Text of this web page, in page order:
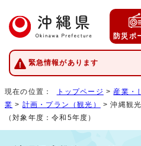
防災ポ
緊急情報があります
現在の位置： トップページ > 産業・
業 > 計画・プラン（観光）
> 沖縄観
（対象年度：令和5年度）